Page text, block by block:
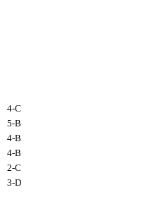
4-C
5-B
4-B
4-B
2-C
3-D